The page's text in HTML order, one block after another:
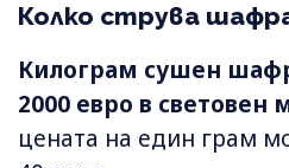
Колко струва
Килограм сушен
2000 евро в световен
цената на един грам